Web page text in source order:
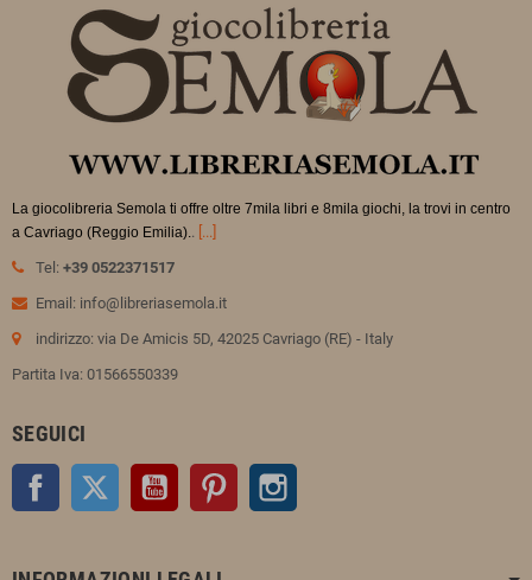
La giocolibreria Semola ti offre oltre 7mila libri e 8mila giochi, la trovi in centro
a Cavriago (Reggio Emilia). . [...]
Tel: +39 0522371517
Email: info@libreriasemola.it
indirizzo: via De Amicis 5D, 42025 Cavriago (RE) - Italy
Partita Iva: 01566550339
SEGUICI
Facebook Twitter YouTube Pinterest